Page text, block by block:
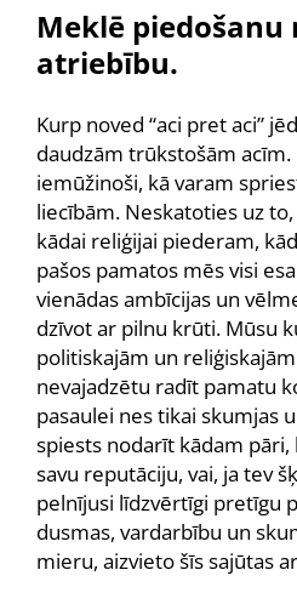
Meklē piedošanu
atriebību.
Kurp noved “aci pret aci”
daudzām trūkstošām acīm.
iemūžinoši, kā varam
liecībām. Neskatoties uz
kādai reliģijai piederam,
pašos pamatos mēs visi
vienādas ambīcijas un
dzīvot ar pilnu krūti. Mūsu
politiskajām un
nevajadzētu radīt pamatu
pasaulei nes tikai skumjas
spiests nodarīt kādam pāri,
savu reputāciju, vai, ja tev
pelnījusi līdzvērtīgi pretīgu
dusmas, vardarbību un
mieru, aizvieto šīs sajūtas